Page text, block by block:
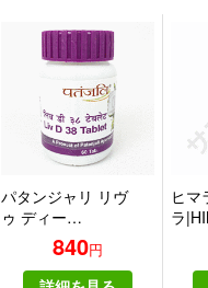
パタンジャリ リヴ
ゥ ディー…
840円
ヒマ
ラ